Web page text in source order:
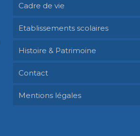
Cadre de vie
Etablissements scolaires
Histoire & Patrimoine
Contact
Mentions légales